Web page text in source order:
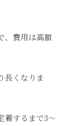
、費用は高額
長くなりま
着するまで3～